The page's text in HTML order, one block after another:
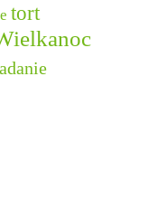
tort